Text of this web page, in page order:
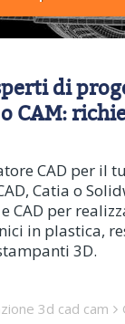
di
o CAM:
CAD per il
Catia o
CAD per
in plastica,
3D.
3d cad cam